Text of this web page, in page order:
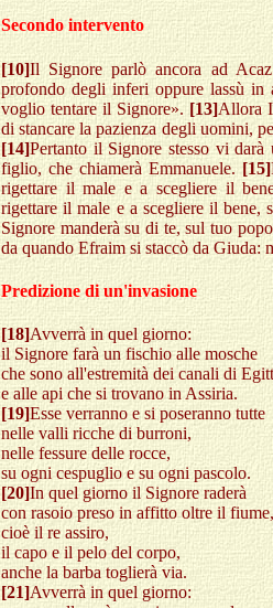
Secondo intervento
[10]Il Signore parlò ancora ad
profondo degli inferi oppure lassù
voglio tentare il Signore». [13]Allora
di stancare la pazienza degli uomini,
[14]Pertanto il Signore stesso vi
figlio, che chiamerà Emmanuele. [15]
rigettare il male e a scegliere il
rigettare il male e a scegliere il
Signore manderà su di te, sul tuo
da quando Efraim si staccò da Giuda:
Predizione di un'invasione
[18]Avverrà in quel giorno:
il Signore farà un fischio alle mosche
che sono all'estremità dei canali di
e alle api che si trovano in Assiria.
[19]Esse verranno e si poseranno tutte
nelle valli ricche di burroni,
nelle fessure delle rocce,
su ogni cespuglio e su ogni pascolo.
[20]In quel giorno il Signore raderà
con rasoio preso in affitto oltre il fiume,
cioè il re assiro,
il capo e il pelo del corpo,
anche la barba toglierà via.
[21]Avverrà in quel giorno: